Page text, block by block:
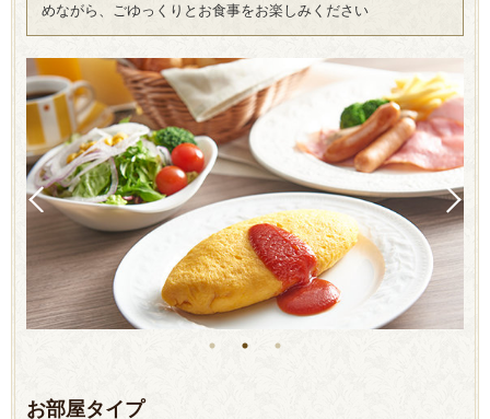
めながら、ごゆっくりとお食事をお楽しみください
お部屋タイプ